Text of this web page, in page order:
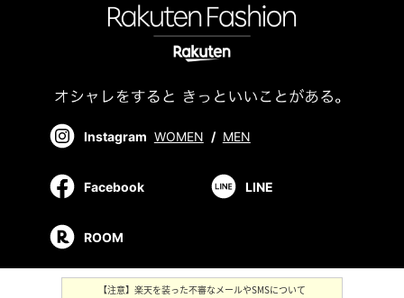
Instagram WOMEN / MEN
Facebook LINE
ROOM
【注意】楽天を装った不審なメールやSMSについて